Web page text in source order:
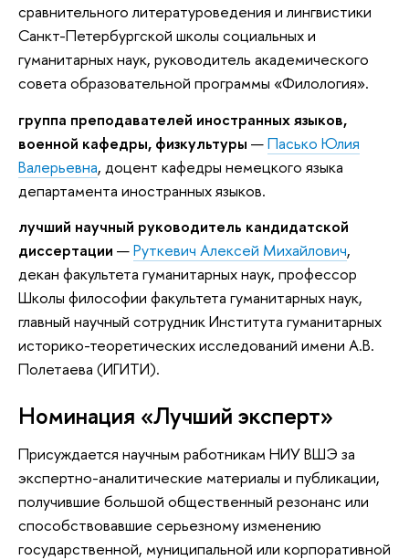
сравнительного литературоведения и лингвистики
Санкт-Петербургской школы социальных и
гуманитарных наук, руководитель академического
совета образовательной программы «Филология».
группа преподавателей иностранных языков,
военной кафедры, физкультуры —Пасько Юлия
Валерьевна, доцент кафедры немецкого языка
департамента иностранных языков.
лучший научный руководитель кандидатской
диссертации —Руткевич Алексей Михайлович,
декан факультета гуманитарных наук, профессор
Школы философии факультета гуманитарных наук,
главный научный сотрудник Института гуманитарных
историко-теоретических исследований имени А.В.
Полетаева (ИГИТИ).
Номинация «Лучший эксперт»
Присуждается научным работникам НИУ ВШЭ за
экспертно-аналитические материалы и публикации,
получившие большой общественный резонанс или
способствовавшие серьезному изменению
государственной, муниципальной или корпоративной